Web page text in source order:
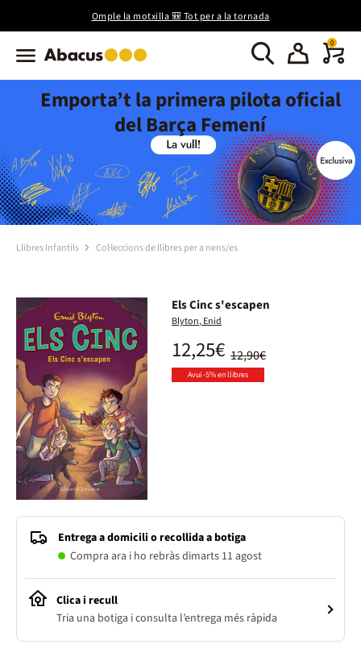
Omple la motxilla 🎒 Tot per a la tornada
0
Emporta’t la primera pilota oficial
del Barça Femení
Llibres Infantils Col·leccions de llibres per a nens/es
Els Cinc s'escapen
Blyton, Enid
12,90€
12,25€
Avui -5% en llibres
Entrega a domicili o recollida a botiga
Compra ara i ho rebràs dimarts 11 agost
Clica i recull
Tria una botiga i consulta l’entrega més ràpida